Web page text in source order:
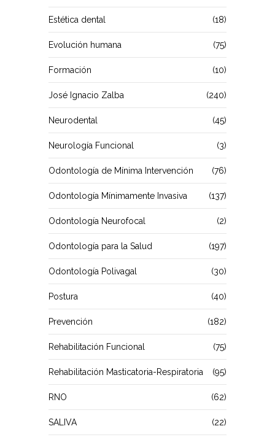
Estética dental (18)
Evolución humana (75)
Formación (10)
José Ignacio Zalba (240)
Neurodental (45)
Neurología Funcional (3)
Odontología de Mínima Intervención (76)
Odontología Mínimamente Invasiva (137)
Odontología Neurofocal (2)
Odontología para la Salud (197)
Odontología Polivagal (30)
Postura (40)
Prevención (182)
Rehabilitación Funcional (75)
Rehabilitación Masticatoria-Respiratoria (95)
RNO (62)
SALIVA (22)